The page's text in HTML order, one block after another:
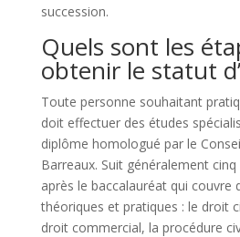
succession.
Quels sont les
obtenir le statut
Toute personne souhaitant
doit effectuer des études
diplôme homologué par le
Barreaux. Suit généralement
après le baccalauréat qui couvre
théoriques et pratiques : le droit
droit commercial, la procédure